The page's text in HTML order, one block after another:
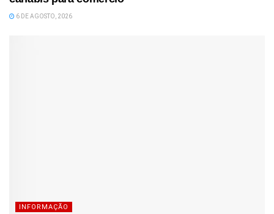
6 DE AGOSTO, 2026
INFORMAÇÃO